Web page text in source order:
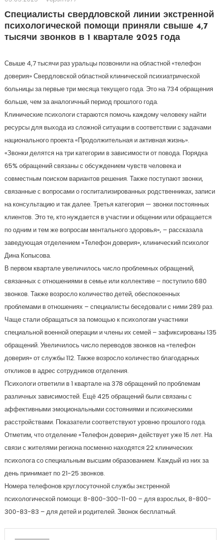
Специалисты свердловской линии экстренной
психологической помощи приняли свыше 4,7
тысячи звонков в 1 квартале 2025 года
Свыше 4,7 тысячи раз уральцы позвонили на областной «телефон
доверия» Свердловской областной клинической психиатрической
больницы за первые три месяца текущего года. Это на 734 обращения
больше, чем за аналогичный период прошлого года.
Клинические психологи стараются помочь каждому человеку найти
ресурсы для выхода из сложной ситуации в соответствии с задачами
национального проекта «Продолжительная и активная жизнь».
«Звонки делятся на три категории в зависимости от повода. Порядка
65% обращений связаны с обсуждением чувств человека и
совместным поиском вариантов решения. Также поступают звонки,
связанные с вопросами о госпитализированных родственниках, записи
на консультацию и так далее. Третья категория — звонки постоянных
клиентов. Это те, кто нуждается в участии и общении или обращается
по одним и тем же вопросам ментального здоровья», – рассказала
заведующая отделением «Телефон доверия», клинический психолог
Дина Копысова.
В первом квартале увеличилось число проблемных обращений,
связанных с отношениями в семье или коллективе – поступило 680
звонков. Также возросло количество детей, обеспокоенных
проблемами в отношениях – специалисты беседовали с ними 289 раз.
Чаще стали обращаться за помощью к психологам участники
специальной военной операции и члены их семей – зафиксированы 135
обращений. Увеличилось число переводов звонков на «телефон
доверия» от службы 112. Также возросло количество благодарных
откликов в адрес сотрудников отделения.
Психологи ответили в 1 квартале на 378 обращений по проблемам
различных зависимостей. Ещё 425 обращений были связаны с
аффективными эмоциональными состояниями и психическими
расстройствами. Показатели соответствуют уровню прошлого года.
Отметим, что отделение «Телефон доверия» действует уже 15 лет. На
связи с жителями региона посменно находятся 22 клинических
психолога со специальным высшим образованием. Каждый из них за
день принимает по 21-25 звонков.
Номера телефонов круглосуточной службы экстренной
психологической помощи: 8-800-300-11-00 – для взрослых, 8-800-
300-83-83 – для детей и родителей. Звонок бесплатный.